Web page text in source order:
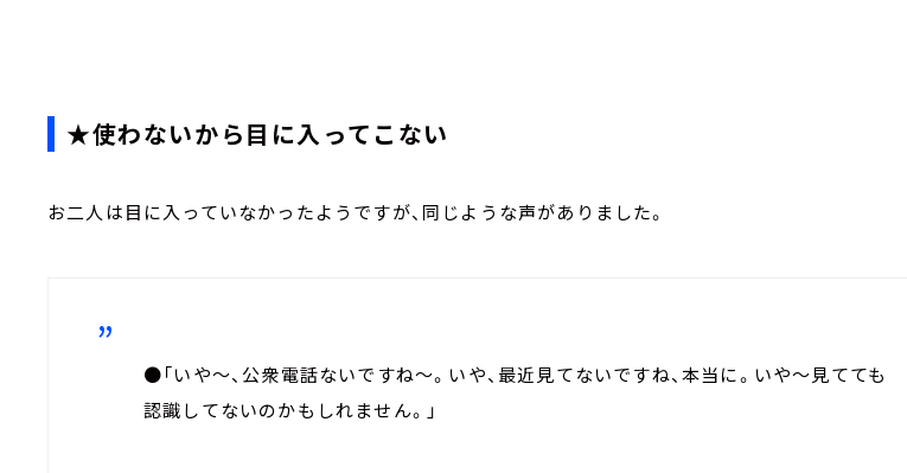
★使わないから目に入ってこない
お二人は目に入っていなかったようですが、同じような声がありました。
●「いや～、公衆電話ないですね～。いや、最近見てないですね、本当に。いや～見てても
認識してないのかもしれません。」